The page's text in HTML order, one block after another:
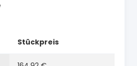
Stückpreis